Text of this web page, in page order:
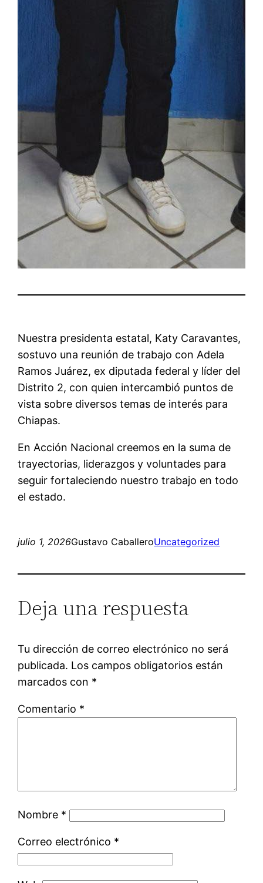
Nuestra presidenta estatal, Katy Caravantes,
sostuvo una reunión de trabajo con Adela
Ramos Juárez, ex diputada federal y líder del
Distrito 2, con quien intercambió puntos de
vista sobre diversos temas de interés para
Chiapas.
En Acción Nacional creemos en la suma de
trayectorias, liderazgos y voluntades para
seguir fortaleciendo nuestro trabajo en todo
el estado.
julio 1, 2026Gustavo CaballeroUncategorized
Deja una respuesta
Tu dirección de correo electrónico no será
publicada. Los campos obligatorios están
marcados con *
Comentario *
Nombre *
Correo electrónico *